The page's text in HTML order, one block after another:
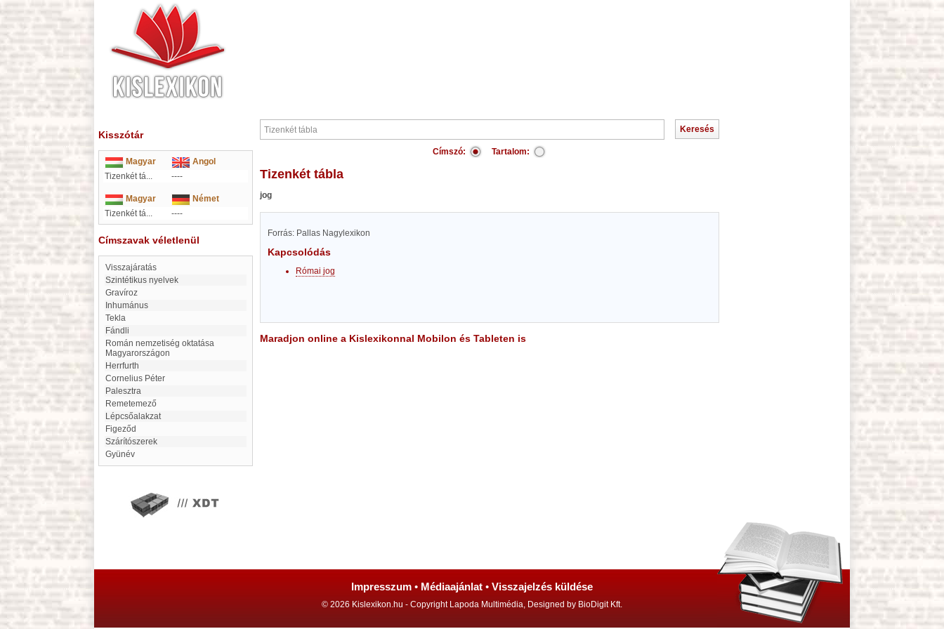
Kisszótár
Magyar
Angol
Tizenkét tá...
----
Magyar
Német
Tizenkét tá...
----
Címszavak véletlenül
visszajáratás
Szintétikus nyelvek
gravíroz
inhumánus
Tekla
Fándli
Román nemzetiség oktatása
Magyarországon
Herrfurth
Cornelius Péter
Palesztra
Remetemező
Lépcsőalakzat
Figeződ
Szárítószerek
Gyünév
Címszó: Tartalom:
Tizenkét tábla
jog
Forrás: Pallas Nagylexikon
Kapcsolódás
Római jog
Maradjon online a Kislexikonnal Mobilon és Tableten is
Impresszum • Médiaajánlat • Visszajelzés küldése
© 2026 Kislexikon.hu - Copyright Lapoda Multimédia, Designed by BioDigit Kft.